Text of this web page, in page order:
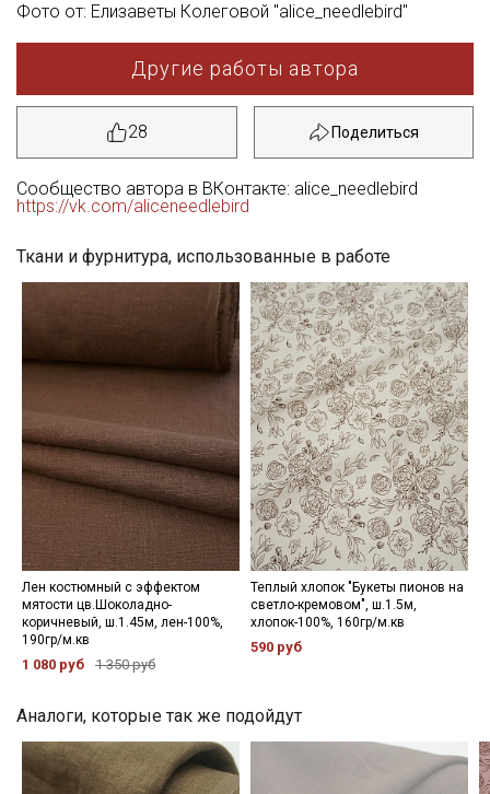
Фото от: Елизаветы Колеговой "alice_needlebird"
Другие работы автора
28
Сообщество автора в ВКонтакте: alice_needlebird
https://vk.com/aliceneedlebird
Ткани и фурнитура, использованные в работе
Лен костюмный с эффектом
мятости цв.Шоколадно-
коричневый, ш.1.45м, лен-100%,
190гр/м.кв
1 080 руб 1 350 руб
Теплый хлопок "Букеты пионов на
светло-кремовом", ш.1.5м,
хлопок-100%, 160гр/м.кв
590 руб
Аналоги, которые так же подойдут
Секретная рассылка от Купава
Мы публикуем здесь дополнительные
промокоды и скидки до 30% на узкие
категории тканей
Электронная почта
Подписаться